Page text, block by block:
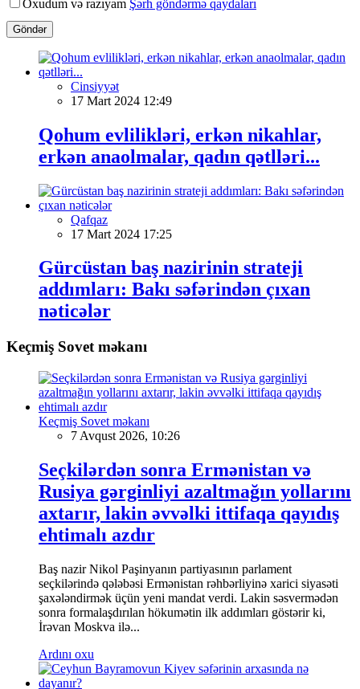
Oxudum və razıyam Şərh göndərmə qaydaları
Göndər
Cinsiyyət
17 Mart 2024 12:49
Qohum evlilikləri, erkən nikahlar,
erkən anaolmalar, qadın qətlləri...
Qafqaz
17 Mart 2024 17:25
Gürcüstan baş nazirinin strateji
addımları: Bakı səfərindən çıxan
nəticələr
Keçmiş Sovet məkanı
Keçmiş Sovet məkanı
7 Avqust 2026, 10:26
Seçkilərdən sonra Ermənistan və
Rusiya gərginliyi azaltmağın yollarını
axtarır, lakin əvvəlki ittifaqa qayıdış
ehtimalı azdır
Baş nazir Nikol Paşinyanın partiyasının parlament
seçkilərində qələbəsi Ermənistan rəhbərliyinə xarici siyasəti
şaxələndirmək üçün yeni mandat verdi. Lakin səsvermədən
sonra formalaşdırılan hökumətin ilk addımları göstərir ki,
İrəvan Moskva ilə...
Ardını oxu